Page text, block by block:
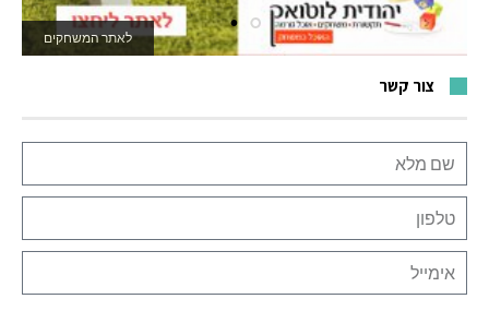
לאתר המשחקים
צור קשר